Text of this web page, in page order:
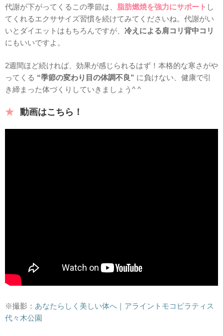
代謝が下がってくるこの季節は、 脂肪燃焼を強力にサポート し
てくれるエクササイズ習慣を続けてみてくださいね。代謝がい
いとダイエットはもちろんですが、 冷えによる肩コリ背中コリ
にもいいですよ。
2週間ほど続ければ、効果が感じられるはず！本格的な寒さがや
ってくる “季節の変わり目の体調不良” に負けない、健康で引
き締まった体づくりしていきましょう^ ^
動画はこちら！
※撮影： あなたらしく美しい体へ｜アライントモコピラティス
代々木公園